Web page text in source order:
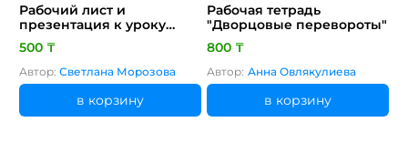
Рабочий лист и
презентация к уроку
литературы в 7 классе по
рассказу «Юшка» А.
Платонова
500 ₸
Автор: Светлана Морозова
в корзину
Рабочая тетрадь
"Дворцовые перевороты"
800 ₸
Автор: Анна Овлякулиева
в корзину